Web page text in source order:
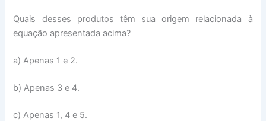
Quais desses produtos têm sua origem relacionada à
equação apresentada acima?
a) Apenas 1 e 2.
b) Apenas 3 e 4.
c) Apenas 1, 4 e 5.